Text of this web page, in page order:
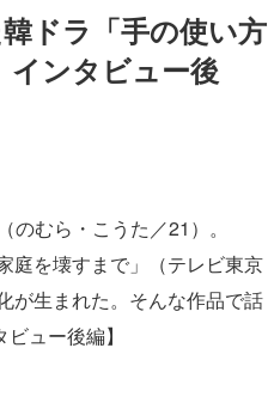
ドラ「手の使い方
インタビュー後
（のむら・こうた／21）。
庭を壊すまで」（テレビ東京
が生まれた。そんな作品で話
ュー後編】